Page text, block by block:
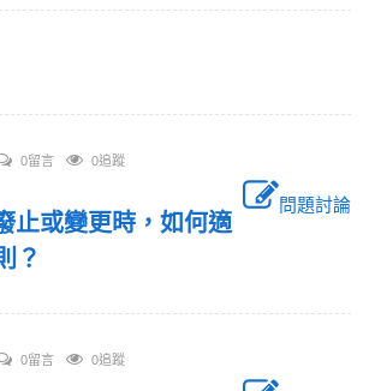
0留言 0追蹤
問題討論
止或變更時，如何適
？
0留言 0追蹤